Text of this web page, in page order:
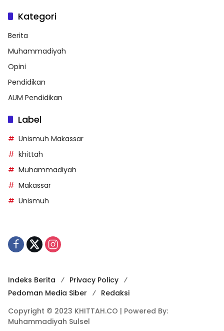
Kategori
Berita
Muhammadiyah
Opini
Pendidikan
AUM Pendidikan
Label
Unismuh Makassar
khittah
Muhammadiyah
Makassar
Unismuh
Indeks Berita
Privacy Policy
Pedoman Media Siber
Redaksi
Copyright © 2023 KHITTAH.CO | Powered By:
Muhammadiyah Sulsel